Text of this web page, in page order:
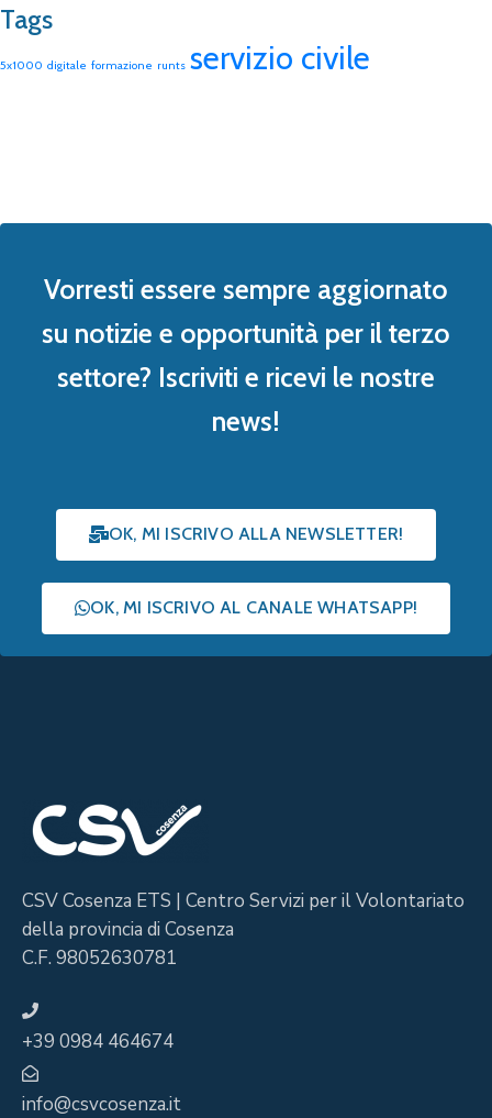
Tags
5x1000 digitale formazione runts servizio civile
Vorresti essere sempre aggiornato
su notizie e opportunità per il terzo
settore? Iscriviti e ricevi le nostre
news!
OK, MI ISCRIVO ALLA NEWSLETTER!
OK, MI ISCRIVO AL CANALE WHATSAPP!
CSV Cosenza ETS | Centro Servizi per il Volontariato
della provincia di Cosenza
C.F. 98052630781
+39 0984 464674
info@csvcosenza.it